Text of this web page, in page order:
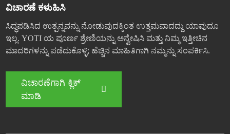
ವಿಚಾರಣೆ ಕಳುಹಿಸಿ
ಸಿದ್ಧಪಡಿಸಿದ ಉತ್ಪನ್ನವನ್ನು ನೋಡುವುದಕ್ಕಿಂತ ಉತ್ತಮವಾದದ್ದು ಯಾವುದೂ
ಇಲ್ಲ. YOTI ಯ ಪೂರ್ಣ ಶ್ರೇಣಿಯನ್ನು ಅನ್ವೇಷಿಸಿ ಮತ್ತು ನಿಮ್ಮ ಇತ್ತೀಚಿನ
ಮಾದರಿಗಳನ್ನು ಪಡೆದುಕೊಳ್ಳಿ; ಹೆಚ್ಚಿನ ಮಾಹಿತಿಗಾಗಿ ನಮ್ಮನ್ನು ಸಂಪರ್ಕಿಸಿ.
ವಿಚಾರಣೆಗಾಗಿ ಕ್ಲಿಕ್
ಮಾಡಿ